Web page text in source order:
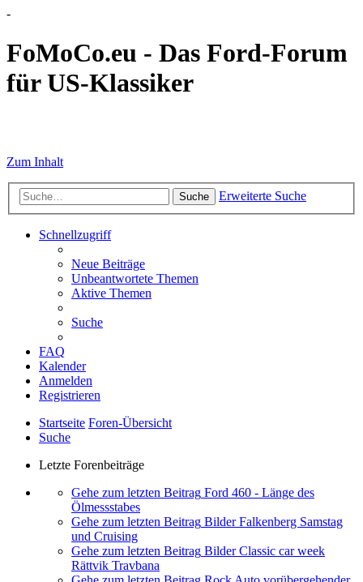
-
FoMoCo.eu - Das Ford-Forum
für US-Klassiker
Zum Inhalt
Suche Erweiterte Suche
Schnellzugriff
Neue Beiträge
Unbeantwortete Themen
Aktive Themen
Suche
FAQ
Kalender
Anmelden
Registrieren
Startseite Foren-Übersicht
Suche
Letzte Forenbeiträge
Gehe zum letzten Beitrag Ford 460 - Länge des
Ölmessstabes
Gehe zum letzten Beitrag Bilder Falkenberg Samstag
und Cruising
Gehe zum letzten Beitrag Bilder Classic car week
Rättvik Travbana